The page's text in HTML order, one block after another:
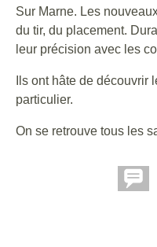
Sur Marne. Les
du tir, du placement.
leur précision avec les
Ils ont hâte de découvrir
particulier.
On se retrouve tous les